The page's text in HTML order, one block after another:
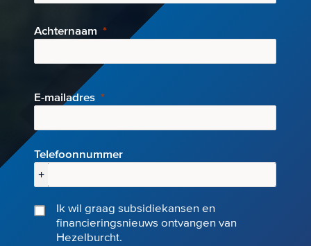
Achternaam
E-mailadres
Telefoonnummer
+
Ik wil graag subsidiekansen en
financieringsnieuws ontvangen van
Hezelburcht.